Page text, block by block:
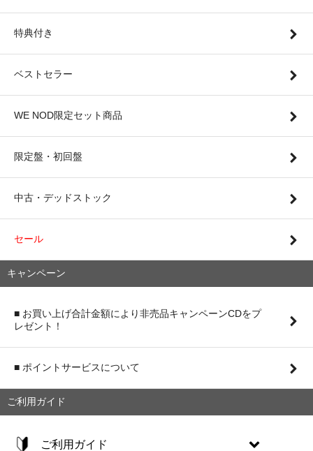
特典付き
ベストセラー
WE NOD限定セット商品
限定盤・初回盤
中古・デッドストック
セール
キャンペーン
■ お買い上げ合計金額により非売品キャンペーンCDをプ
レゼント！
■ ポイントサービスについて
ご利用ガイド
ご利用ガイド